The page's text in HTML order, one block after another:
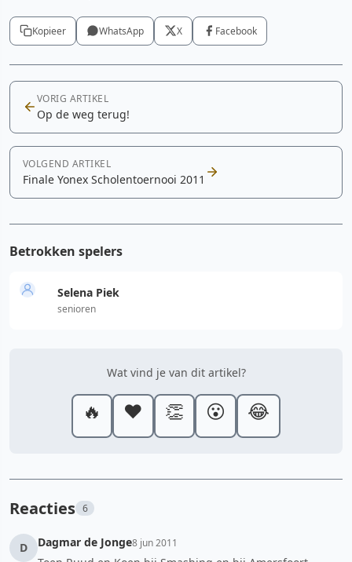
Kopieer WhatsApp X Facebook
VORIG ARTIKEL
Op de weg terug!
VOLGEND ARTIKEL
Finale Yonex Scholentoernooi 2011
Betrokken spelers
Selena Piek
senioren
Wat vind je van dit artikel?
🔥 ❤️ 👏 😮 😂
Reacties 6
D Dagmar de Jonge8 jun 2011